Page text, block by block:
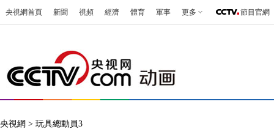
央視網首頁 新聞 視頻 經濟 體育 軍事 更多 節目官網
央視網 > 玩具總動員3